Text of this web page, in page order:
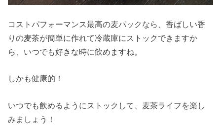
コストパフォーマンス最高の麦パックなら、香ばしい香
りの麦茶が簡単に作れて冷蔵庫にストックできますか
ら、いつでも好きな時に飲めますね。
しかも健康的！
いつでも飲めるようにストックして、麦茶ライフを楽し
みましょう！